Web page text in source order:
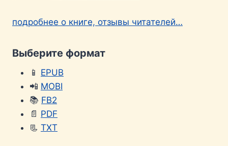
подробнее о книге, отзывы читателей…
Выберите формат
📱 EPUB
📲 MOBI
📚 FB2
📄 PDF
📃 TXT